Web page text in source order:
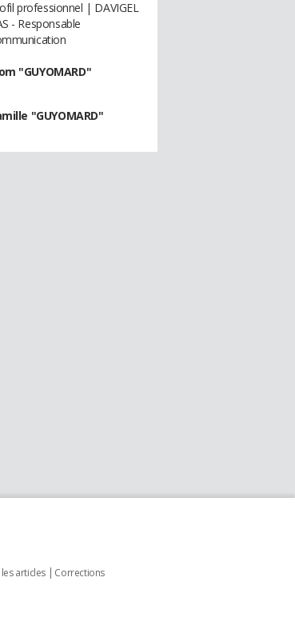
professionnel | DAVIGEL
- Responsable
"GUYOMARD"
"GUYOMARD"
articles
Corrections